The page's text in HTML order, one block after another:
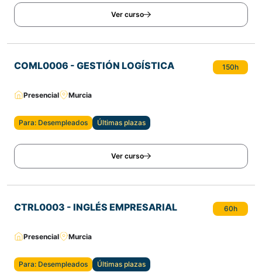
Ver curso
COML0006 - GESTIÓN LOGÍSTICA 150h
Presencial Murcia
Para: Desempleados Últimas plazas
Ver curso
CTRL0003 - INGLÉS EMPRESARIAL 60h
Presencial Murcia
Para: Desempleados Últimas plazas